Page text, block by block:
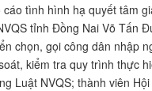
tình hình hạ quyết tâm
tỉnh Đồng Nai Võ Tấn
chọn, gọi công dân nhập
kiểm tra quy trình thực
Luật NVQS; thành viên